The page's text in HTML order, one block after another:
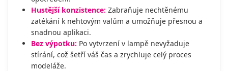
Hustější konzistence: Zabraňuje nechtěnému
zatékání k nehtovým valům a umožňuje přesnou a
snadnou aplikaci.
Bez výpotku: Po vytvrzení v lampě nevyžaduje
stírání, což šetří váš čas a zrychluje celý proces
modeláže.